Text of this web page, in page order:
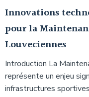
Innovations
pour la
Louveciennes
Introduction La
représente un enjeu
infrastructures